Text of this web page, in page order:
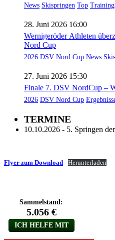
News Skispringen Top
28. Juni 2026 16:00
Wernigeröder Athleten
Nord Cup
2026 DSV Nord Cup News
27. Juni 2026 15:30
Finale 7. DSV NordCup –
2026 DSV Nord Cup
TERMINE
10.10.2026 - 5. Springen
Flyer zum Download Herunterladen